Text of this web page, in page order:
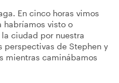
En cinco horas vimos
habríamos visto o
ciudad por nuestra
perspectivas de Stephen y
mientras caminábamos